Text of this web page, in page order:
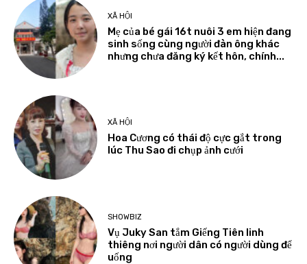
XÃ HỘI
Mẹ của bé gái 16t nuôi 3 em hiện đang
sinh sống cùng người đàn ông khác
nhưng chưa đăng ký kết hôn, chính...
XÃ HỘI
Hoa Cương có thái độ cực gắt trong
lúc Thu Sao đi chụp ảnh cưới
SHOWBIZ
Vụ Juky San tắm Giếng Tiên linh
thiêng nơi người dân có người dùng để
uống